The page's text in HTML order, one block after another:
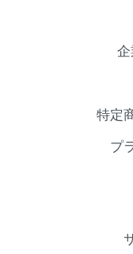
企
特定
プ